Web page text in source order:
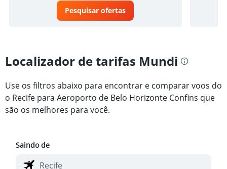
Pesquisar ofertas
Localizador de tarifas Mundi
Use os filtros abaixo para encontrar e comparar voos do
o Recife para Aeroporto de Belo Horizonte Confins que
são os melhores para você.
Saindo de